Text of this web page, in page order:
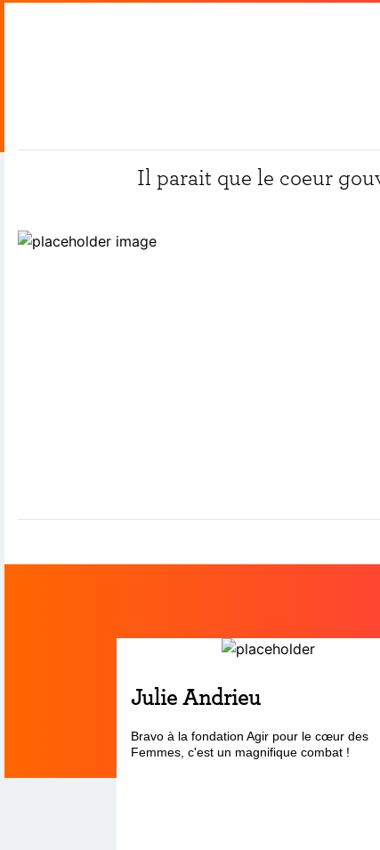
Il parait que le coeur
Julie Andrieu
Bravo à la fondation Agir pour le cœur des
Femmes, c'est un magnifique combat !